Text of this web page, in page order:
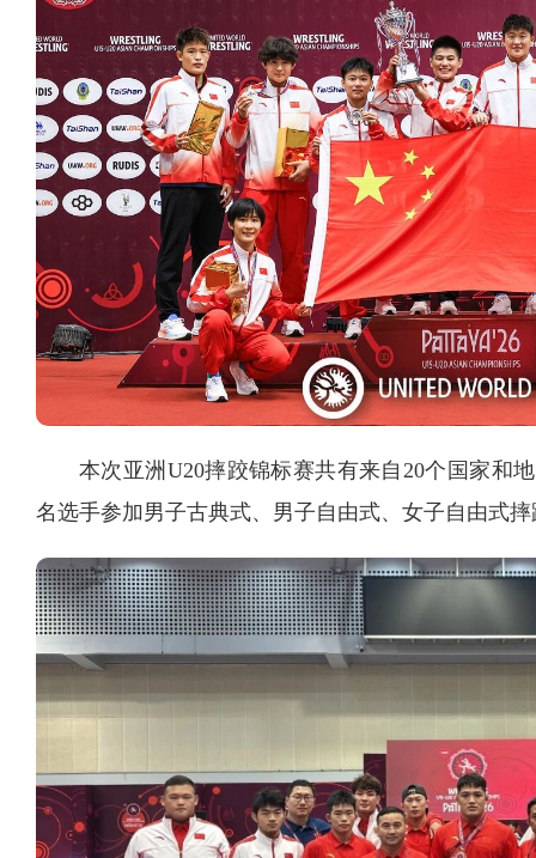
本次亚洲U20摔跤锦标赛共有来自20个国家和
名选手参加男子古典式、男子自由式、女子自由式